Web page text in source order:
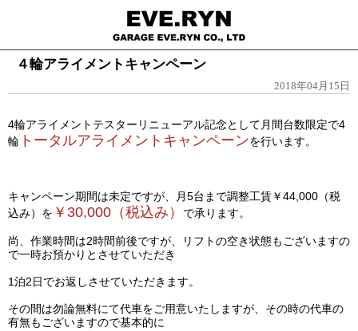
４輪アライメントキャンペーン
2018年04月15日
4輪アライメントテスターリニューアル記念として月間台数限定で4
輪 トータルアライメントキャンペーンを行います。
キャンペーン期間は未定ですが、月5台まで調整工賃￥44,000（税
込み）を ￥30,000（税込み） で承ります。
尚、作業時間は2時間前後ですが、リフトの空き状態もございますの
で一時お預かりとさせていただき
1泊2日でお返しさせていただきます。
その間は勿論無料にて代車をご用意いたしますが、 その時の代車の
有無もございますので基本的に